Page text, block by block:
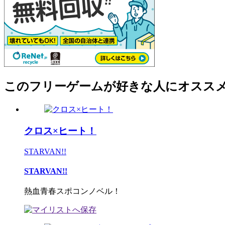
このフリーゲームが好きな人にオスス
クロス×ヒート！
STARVAN!!
STARVAN!!
熱血青春スポコンノベル！